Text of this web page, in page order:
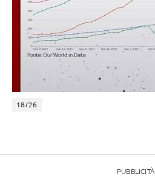
18/26
PUBBLICITÀ